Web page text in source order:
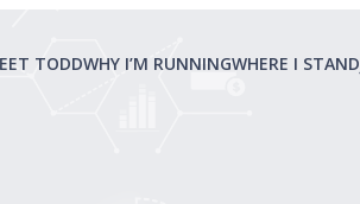
TODDWHY I’M RUNNINGWHERE I STAND